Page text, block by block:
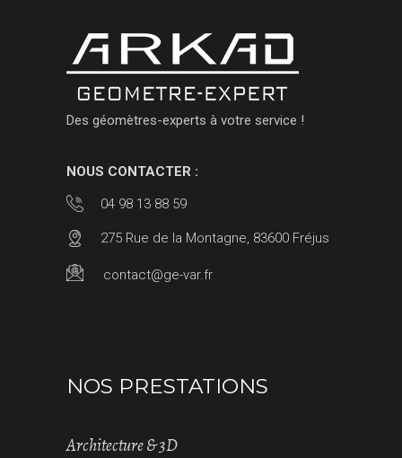
Des géomètres-experts à votre service !
NOUS CONTACTER :
04 98 13 88 59
275 Rue de la Montagne, 83600 Fréjus
contact@ge-var.fr
NOS PRESTATIONS
Architecture & 3D